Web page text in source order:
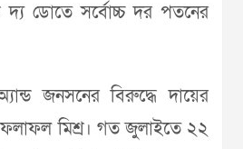
দ্য ডোতে সর্বোচ্চ দর পতনের
জনসনের বিরুদ্ধে দায়ের
মিশ্র। গত জুলাইতে ২২